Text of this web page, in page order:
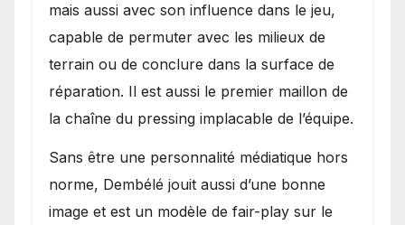
mais aussi avec son influence dans le jeu,
capable de permuter avec les milieux de
terrain ou de conclure dans la surface de
réparation. Il est aussi le premier maillon de
la chaîne du pressing implacable de l’équipe.
Sans être une personnalité médiatique hors
norme, Dembélé jouit aussi d’une bonne
image et est un modèle de fair-play sur le